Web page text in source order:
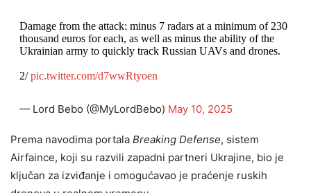
Damage from the attack: minus 7 radars at a minimum of 230
thousand euros for each, as well as minus the ability of the
Ukrainian army to quickly track Russian UAVs and drones.
2/pic.twitter.com/d7wwRtyoen
— Lord Bebo (@MyLordBebo) May 10, 2025
Prema navodima portala Breaking Defense, sistem
Airfaince, koji su razvili zapadni partneri Ukrajine, bio je
ključan za izviđanje i omogućavao je praćenje ruskih